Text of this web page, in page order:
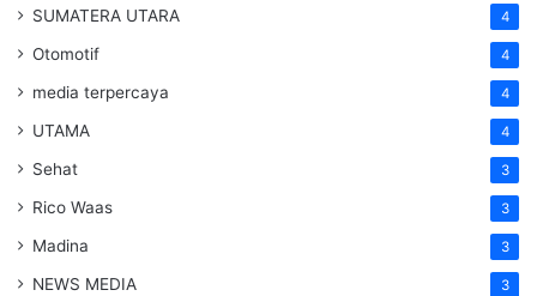
SUMATERA UTARA 4
Otomotif 4
media terpercaya 4
UTAMA 4
Sehat 3
Rico Waas 3
Madina 3
NEWS MEDIA 3